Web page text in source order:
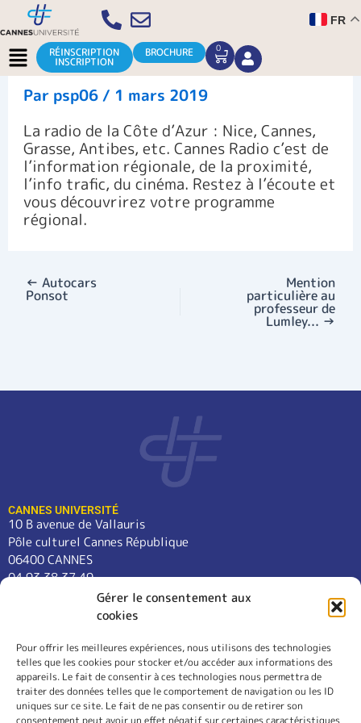
Gérer le consentement aux
cookies
Pour offrir les meilleures expériences, nous utilisons des technologies
telles que les cookies pour stocker et/ou accéder aux informations des
appareils. Le fait de consentir à ces technologies nous permettra de
traiter des données telles que le comportement de navigation ou les ID
uniques sur ce site. Le fait de ne pas consentir ou de retirer son
consentement peut avoir un effet négatif sur certaines caractéristiques
Aller
au
contenu
FR
Menu RÉINSCRIPTION
INSCRIPTION
BROCHURE 0
CART
Par psp06/ 1 mars 2019
La radio de la Côte d’Azur : Nice, Cannes,
Grasse, Antibes, etc. Cannes Radio c’est de
l’information régionale, de la proximité,
l’info trafic, du cinéma. Restez à l’écoute et
vous découvrirez votre programme
régional.
← Autocars
Ponsot
Mention
particulière au
professeur de
Lumley... →
CANNES UNIVERSITÉ
10 B avenue de Vallauris
Pôle culturel Cannes République
06400 CANNES
04 93 38 37 49
contact@cannes-universite.fr
COURS
LANGUES
CONFÉRENCES
SORTIES